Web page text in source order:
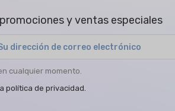
y ventas especiales
cualquier momento.
política de privacidad.